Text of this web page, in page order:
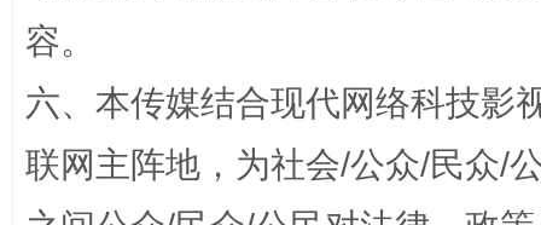
容。
六、本传媒结合现代网络科技影
联网主阵地，为社会/公众/民众/